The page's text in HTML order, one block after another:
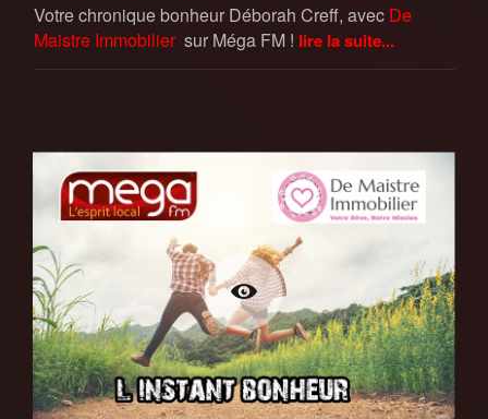
Votre chronique bonheur Déborah Creff, avec De
Maistre Immobilier sur Méga FM ! lire la suite...